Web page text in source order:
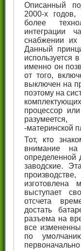
Описанный
2000-х
более
снабжении их
Данный
используется
именно он
от того,
выключен на
поэтому на
процессор
-материнской
Тот, кто
внимание
определенной
заводские.
изготовлена
выступает
отсчета
достать
разъема на
все
по